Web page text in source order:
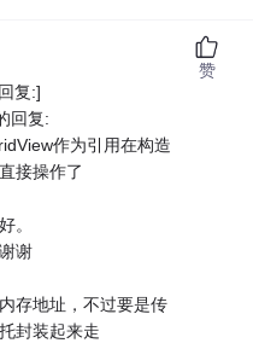
复:]
回复:
作为引用在构造
接操作了
。
谢
存地址，不过要是传
封装起来走
赞